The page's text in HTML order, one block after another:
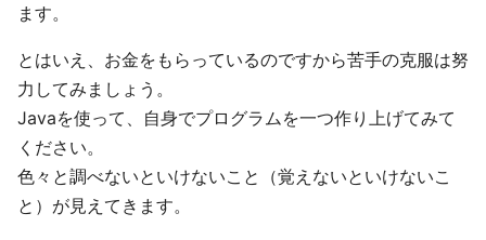
ます。
とはいえ、お金をもらっているのですから苦手の克服は努
力してみましょう。
Javaを使って、自身でプログラムを一つ作り上げてみて
ください。
色々と調べないといけないこと（覚えないといけないこ
と）が見えてきます。